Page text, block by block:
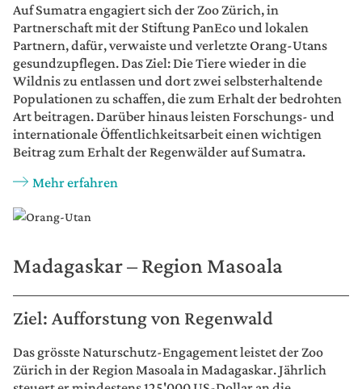
Auf Sumatra engagiert sich der Zoo Zürich, in
Partnerschaft mit der Stiftung PanEco und lokalen
Partnern, dafür, verwaiste und verletzte Orang-Utans
gesundzupflegen. Das Ziel: Die Tiere wieder in die
Wildnis zu entlassen und dort zwei selbsterhaltende
Populationen zu schaffen, die zum Erhalt der bedrohten
Art beitragen. Darüber hinaus leisten Forschungs- und
internationale Öffentlichkeitsarbeit einen wichtigen
Beitrag zum Erhalt der Regenwälder auf Sumatra.
Mehr erfahren
Madagaskar – Region Masoala
Ziel: Aufforstung von Regenwald
Das grösste Naturschutz-Engagement leistet der Zoo
Zürich in der Region Masoala in Madagaskar. Jährlich